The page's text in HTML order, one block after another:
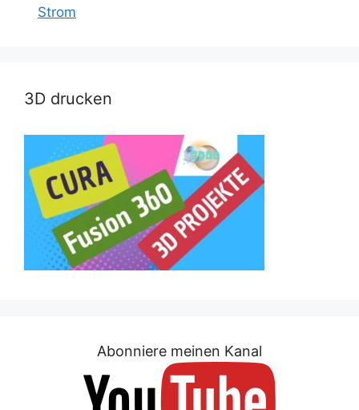
Strom
3D drucken
Abonniere meinen Kanal